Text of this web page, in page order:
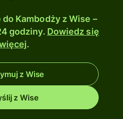
Kambodży z Wise –
godziny. Dowiedz się
.
z Wise
z Wise